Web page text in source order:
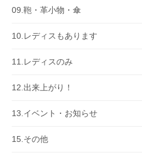
09.鞄・革小物・傘
10.レディスもあります
11.レディスのみ
12.出来上がり！
13.イベント・お知らせ
15.その他